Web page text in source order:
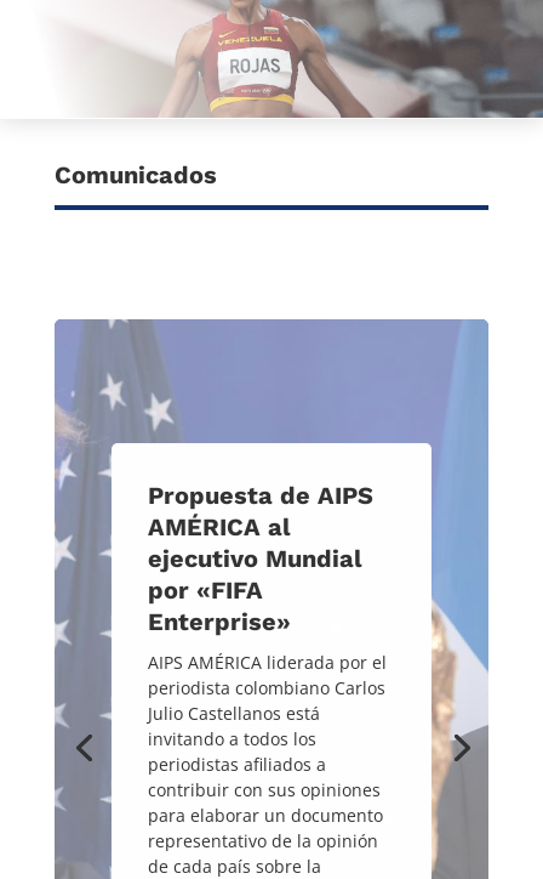
Comunicados
Propuesta de AIPS
AMÉRICA al
ejecutivo Mundial
por «FIFA
Enterprise»
AIPS AMÉRICA liderada por el
periodista colombiano Carlos
Julio Castellanos está
invitando a todos los
periodistas afiliados a
contribuir con sus opiniones
para elaborar un documento
representativo de la opinión
de cada país sobre la